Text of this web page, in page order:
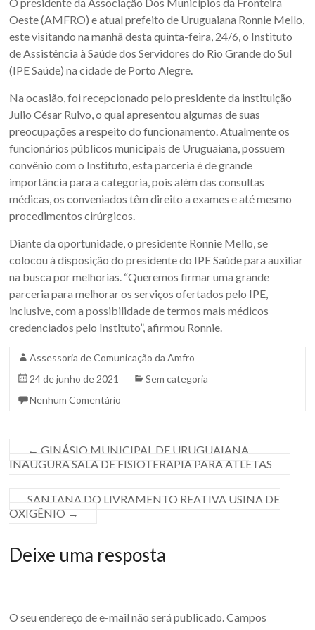
Sul.
Oeste (AMFRO) e atual prefeito de Uruguaiana Ronnie Mello,
este visitando na manhã desta quinta-feira, 24/6, o Instituto
de Assistência à Saúde dos Servidores do Rio Grande do Sul
(IPE Saúde) na cidade de Porto Alegre.
Na ocasião, foi recepcionado pelo presidente da instituição
Julio César Ruivo, o qual apresentou algumas de suas
preocupações a respeito do funcionamento. Atualmente os
funcionários públicos municipais de Uruguaiana, possuem
convênio com o Instituto, esta parceria é de grande
importância para a categoria, pois além das consultas
médicas, os conveniados têm direito a exames e até mesmo
procedimentos cirúrgicos.
Diante da oportunidade, o presidente Ronnie Mello, se
colocou à disposição do presidente do IPE Saúde para auxiliar
na busca por melhorias. “Queremos firmar uma grande
parceria para melhorar os serviços ofertados pelo IPE,
inclusive, com a possibilidade de termos mais médicos
credenciados pelo Instituto”, afirmou Ronnie.
Assessoria de Comunicação da Amfro
24 de junho de 2021
Sem categoria
Nenhum Comentário
← GINÁSIO MUNICIPAL DE URUGUAIANA
INAUGURA SALA DE FISIOTERAPIA PARA ATLETAS
SANTANA DO LIVRAMENTO REATIVA USINA DE
OXIGÊNIO →
Deixe uma resposta
O seu endereço de e-mail não será publicado. Campos